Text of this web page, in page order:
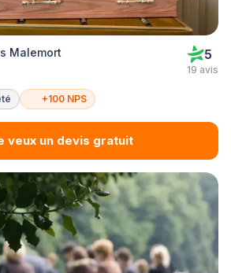
Malemort 5
19 avis
+100 NPS
veux un devis gratuit